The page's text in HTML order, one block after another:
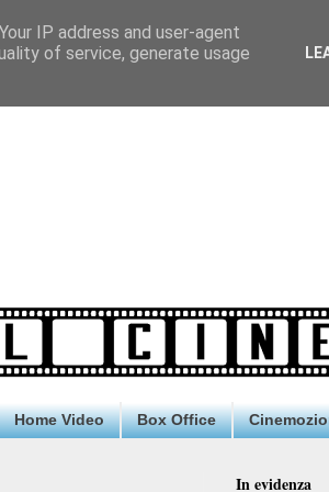
Home Video Box Office
In evidenza
IP address and user-agent
of service, generate usage